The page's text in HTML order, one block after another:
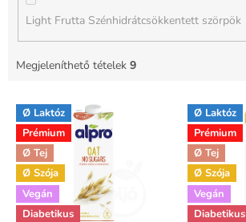
Light Frutta Szénhidrátcsökkentett szörpök
Megjeleníthető tételek 9
T
m
Ø Laktóz
Prémium
Ø Tej
Ø Szója
Vegán
Diabetikus
Ø Laktóz
Prémium
Ø Tej
Ø Szója
Vegán
Diabetikus